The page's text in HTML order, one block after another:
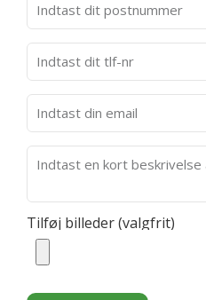
Tilføj billeder (valgfrit)